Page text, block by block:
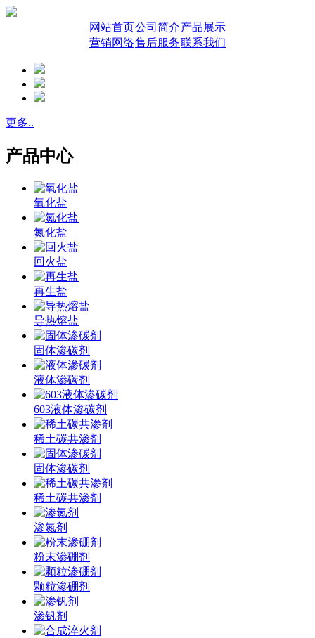
网站首页公司简介产品展示
营销网络售后服务联系我们
更多..
产品中心
氧化盐
氮化盐
回火盐
再生盐
导热熔盐
固体渗碳剂
液体渗碳剂
603液体渗碳剂
稀土碳共渗剂
固体渗碳剂
稀土碳共渗剂
渗氮剂
粉末渗硼剂
颗粒渗硼剂
渗钒剂